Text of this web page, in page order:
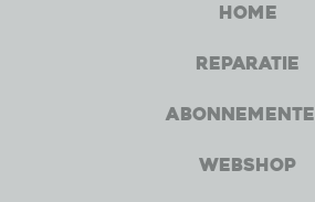
Home
Reparatie
Webshop